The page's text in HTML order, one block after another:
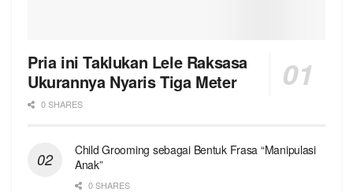
Pria ini Taklukan Lele Raksasa
Ukurannya Nyaris Tiga Meter
0 SHARES
Child Grooming sebagai Bentuk Frasa “Manipulasi
Anak”
0 SHARES